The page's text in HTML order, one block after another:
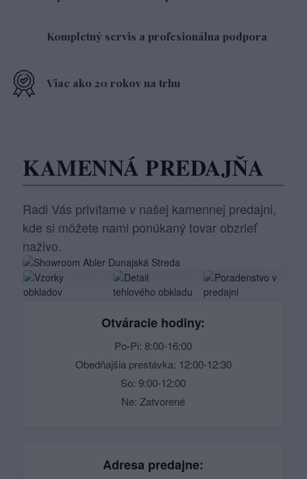
Kompletný servis a profesionálna podpora
Viac ako 20 rokov na trhu
KAMENNÁ PREDAJŇA
Radi Vás privítame v našej kamennej predajni,
kde si môžete nami ponúkaný tovar obzrieť
naživo.
Otváracie hodiny:
Po-Pi: 8:00-16:00
Obedňajšia prestávka: 12:00-12:30
So: 9:00-12:00
Ne: Zatvorené
Adresa predajne: